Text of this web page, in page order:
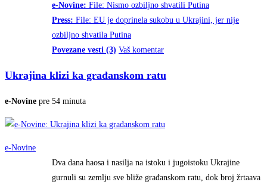
e-Novine: File: Nismo ozbiljno shvatili Putina
Press: File: EU je doprinela sukobu u Ukrajini, jer nije
ozbiljno shvatila Putina
Povezane vesti (3) Vaš komentar
Ukrajina klizi ka građanskom ratu
e-Novine pre 54 minuta
e-Novine
Dva dana haosa i nasilja na istoku i jugoistoku Ukrajine
gurnuli su zemlju sve bliže građanskom ratu, dok broj žrtaava